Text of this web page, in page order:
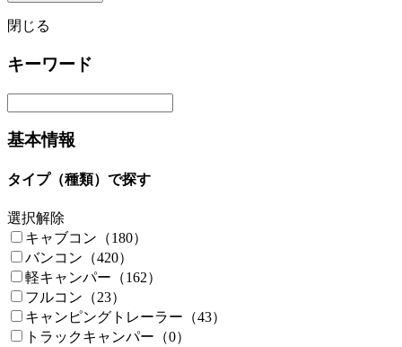
閉じる
キーワード
基本情報
タイプ（種類）で探す
選択解除
キャブコン（180）
バンコン（420）
軽キャンパー（162）
フルコン（23）
キャンピングトレーラー（43）
トラックキャンパー（0）